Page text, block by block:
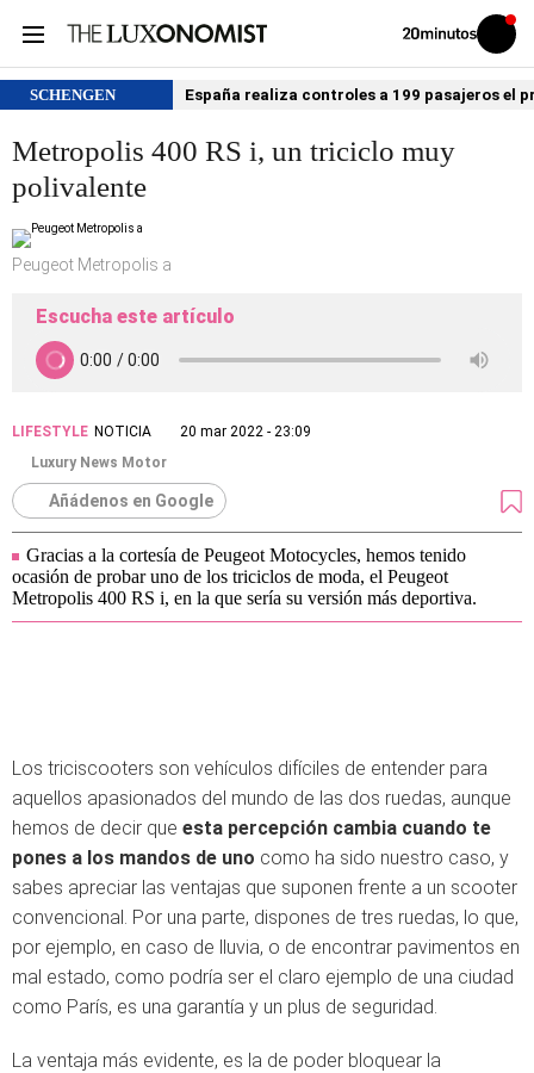
Volver
Iniciar
sesión
SCHENGEN España realiza controles a 199 pasajeros el
Metropolis 400 RS i, un triciclo muy
polivalente
Peugeot Metropolis a
Escucha este artículo
LIFESTYLE NOTICIA
20 mar 2022 - 23:09
Luxury News Motor
Añádenos en Google
Gracias a la cortesía de Peugeot Motocycles, hemos tenido
ocasión de probar uno de los triciclos de moda, el Peugeot
Metropolis 400 RS i, en la que sería su versión más deportiva.
Los triciscooters son vehículos difíciles de entender para
aquellos apasionados del mundo de las dos ruedas, aunque
hemos de decir que esta percepción cambia cuando te
pones a los mandos de uno como ha sido nuestro caso, y
sabes apreciar las ventajas que suponen frente a un scooter
convencional. Por una parte, dispones de tres ruedas, lo que,
por ejemplo, en caso de lluvia, o de encontrar pavimentos en
mal estado, como podría ser el claro ejemplo de una ciudad
como París, es una garantía y un plus de seguridad.
La ventaja más evidente, es la de poder bloquear la